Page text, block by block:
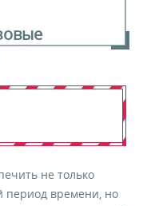
не только
период времени, но